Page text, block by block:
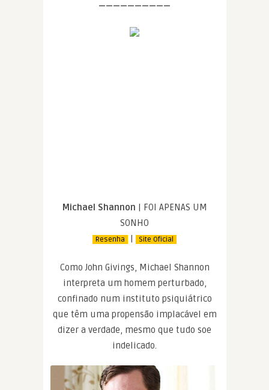
——————————
Michael Shannon | FOI APENAS UM
SONHO
Resenha | Site Oficial
Como John Givings, Michael Shannon
interpreta um homem perturbado,
confinado num instituto psiquiátrico
que têm uma propensão implacável em
dizer a verdade, mesmo que tudo soe
indelicado.